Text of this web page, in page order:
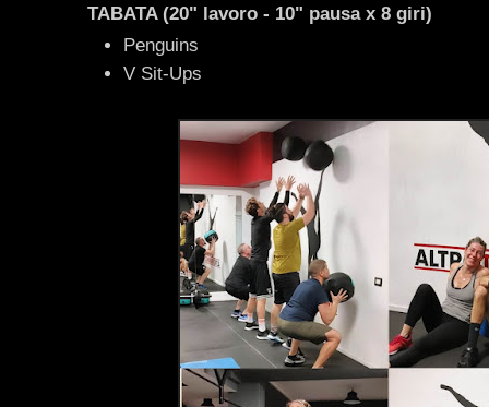
TABATA (20" lavoro - 10" pausa x 8 giri)
Penguins
V Sit-Ups